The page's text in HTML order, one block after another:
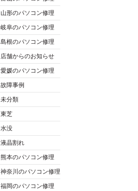
山形のパソコン修理
岐阜のパソコン修理
島根のパソコン修理
店舗からのお知らせ
愛媛のパソコン修理
故障事例
未分類
東芝
水没
液晶割れ
熊本のパソコン修理
神奈川のパソコン修理
福岡のパソコン修理